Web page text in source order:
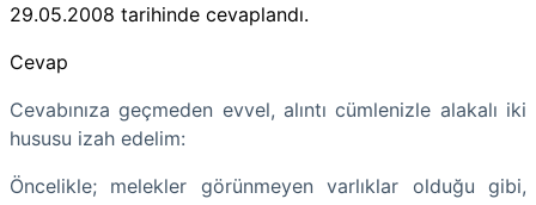
29.05.2008 tarihinde cevaplandı.
Cevap
Cevabınıza geçmeden evvel, alıntı cümlenizle alakalı iki
hususu izah edelim:
Öncelikle; melekler görünmeyen varlıklar olduğu gibi,